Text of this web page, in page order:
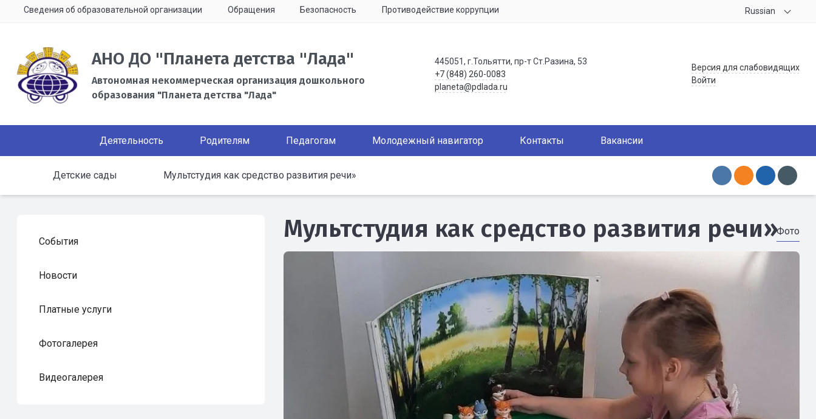
Сведения об образовательной организации Обращения Безопасность Противодействие коррупции Russian
АНО ДО "Планета детства "Лада"
Автономная некоммерческая организация дошкольного
образования "Планета детства "Лада"
445051, г.Тольятти, пр-т Ст.Разина, 53
+7 (848) 260-0083
planeta@pdlada.ru
Версия для слабовидящих
Войти
Деятельность Родителям Педагогам Молодежный навигатор Контакты Вакансии
Детские сады Мультстудия как средство развития речи»
События
Новости
Платные услуги
Фотогалерея
Видеогалерея
Мультстудия как средство развития речи»Фото